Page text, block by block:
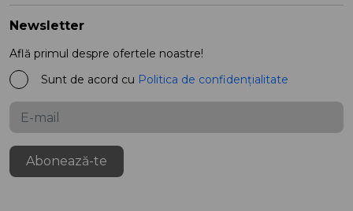
Newsletter
Află primul despre ofertele noastre!
Sunt de acord cu Politica de confidențialitate
Abonează-te